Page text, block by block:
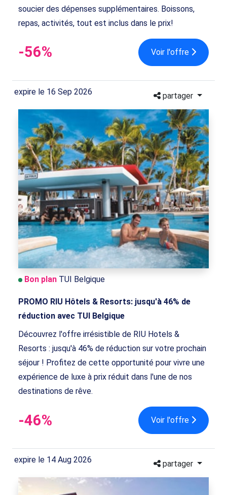
soucier des dépenses supplémentaires. Boissons,
repas, activités, tout est inclus dans le prix!
-56% Voir l'offre
expire le 16 Sep 2026 partager
Bon plan TUI Belgique
PROMO RIU Hôtels & Resorts: jusqu'à 46% de
réduction avec TUI Belgique
Découvrez l'offre irrésistible de RIU Hotels &
Resorts : jusqu'à 46% de réduction sur votre prochain
séjour ! Profitez de cette opportunité pour vivre une
expérience de luxe à prix réduit dans l'une de nos
destinations de rêve.
-46% Voir l'offre
expire le 14 Aug 2026 partager